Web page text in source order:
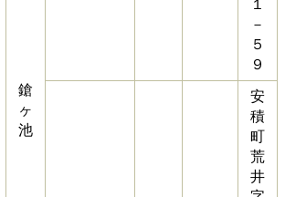
鎗
ヶ
池
１
－
５
９
安
積
町
荒
井